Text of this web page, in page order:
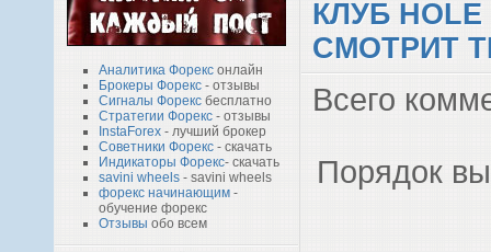
Аналитика Форекс онлайн
Брокеры Форекс - отзывы
Сигналы Форекс бесплатно
Стратегии Форекс - отзывы
InstaForex - лучший брокер
Советники Форекс - скачать
Индикаторы Форекс- скачать
savini wheels - savini wheels
форекс начинающим -
обучение форекс
Отзывы обо всем
КЛУБ
СМОТРИТ
Всего
Порядок